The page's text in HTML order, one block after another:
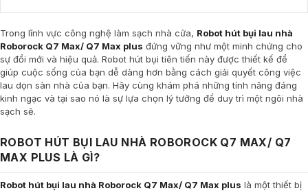
Trong lĩnh vực công nghệ làm sạch nhà cửa, Robot hút bụi lau nhà
Roborock Q7 Max/ Q7 Max plus đứng vững như một minh chứng cho
sự đổi mới và hiệu quả. Robot hút bụi tiên tiến này được thiết kế để
giúp cuộc sống của bạn dễ dàng hơn bằng cách giải quyết công việc
lau dọn sàn nhà của bạn. Hãy cùng khám phá những tính năng đáng
kinh ngạc và tại sao nó là sự lựa chọn lý tưởng để duy trì một ngôi nhà
sạch sẽ.
ROBOT HÚT BỤI LAU NHÀ ROBOROCK Q7 MAX/ Q7
MAX PLUS LÀ GÌ?
Robot hút bụi lau nhà Roborock Q7 Max/ Q7 Max plus là một thiết bị